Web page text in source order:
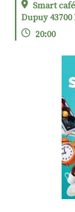
ROSÉE DE
Smart
Dupuy
20:00